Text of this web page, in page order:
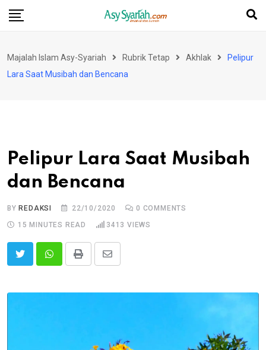
Skip
Majalah Islam Asy-Syariah Rubrik Tetap Akhlak
Pelipur
Lara Saat Musibah dan Bencana
Pelipur Lara Saat Musibah
dan Bencana
BYREDAKSI 22/10/2020 0 COMMENTS
15 MINUTES READ
3413 VIEWS
Print
Share
Email